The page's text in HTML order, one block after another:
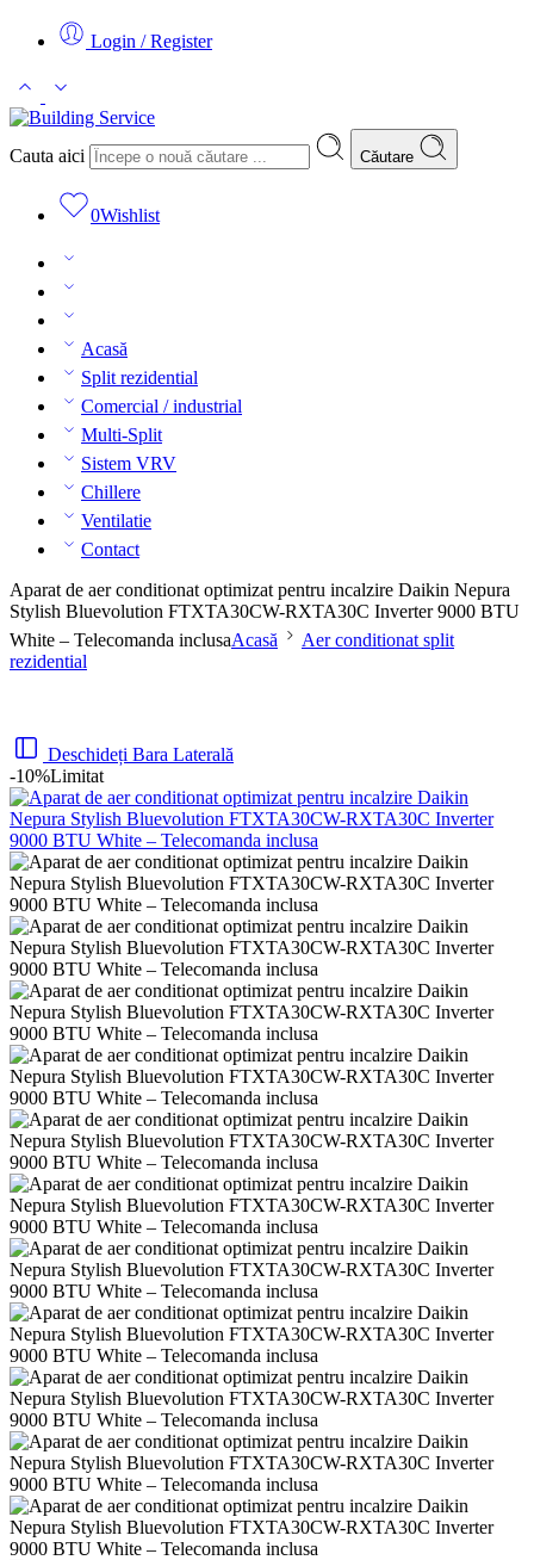
Login / Register
Cauta aici Căutare
0Wishlist
Acasă
Split rezidential
Comercial / industrial
Multi-Split
Sistem VRV
Chillere
Ventilatie
Contact
Aparat de aer conditionat optimizat pentru incalzire Daikin Nepura
Stylish Bluevolution FTXTA30CW-RXTA30C Inverter 9000 BTU
White – Telecomanda inclusaAcasă
Aer conditionat split
rezidential
Deschideți Bara Laterală
-10%Limitat